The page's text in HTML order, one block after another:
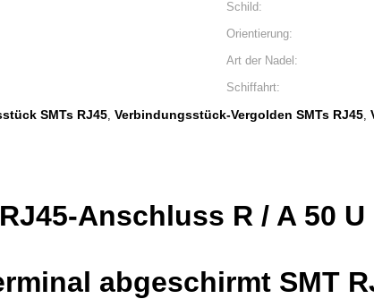
Schild:
Orientierung:
Art der Nadel:
Schiffahrt:
SMTs RJ45, Verbindungsstück-Vergolden SMTs RJ45,
Anschluss R / A 50
abgeschirmt SMT